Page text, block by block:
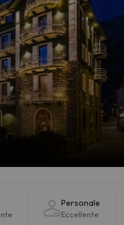
Personale
Eccellente